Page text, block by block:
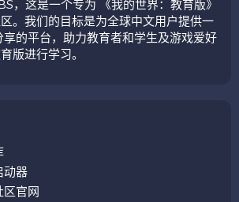
，这是一个专为 《我的世界：教育版》
。我们的目标是为全球中文用户提供一
的平台，助力教育者和学生及游戏爱好
版进行学习。
动器
官网